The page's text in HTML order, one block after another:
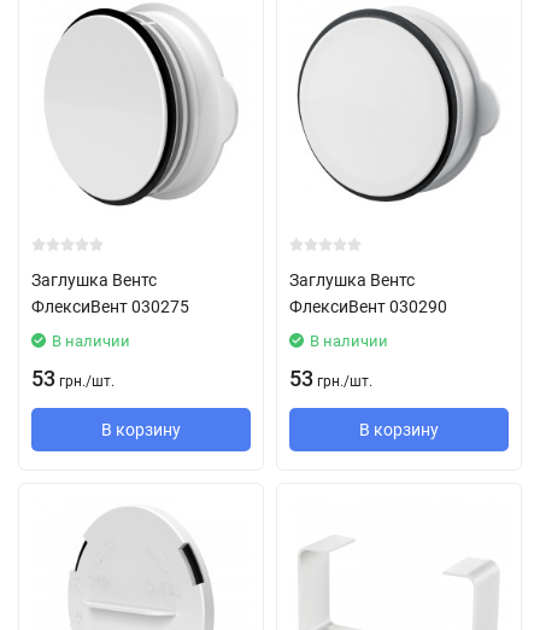
Заглушка Вентс
ФлексиВент 030275
В наличии
53 грн./шт.
В корзину
Заглушка Вентс
ФлексиВент 030290
В наличии
53 грн./шт.
В корзину